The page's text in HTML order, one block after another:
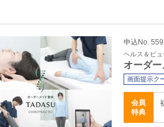
申込No.
ヘルス＆ビ
オーダ
画面提示ク
会員
特典